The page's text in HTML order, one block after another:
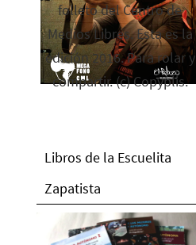
folleto del Centro de
Medios Libres. Esta es la
edición 2016. Para rolar y
compartir. (c) Copyplis.
Libros de la Escuelita
Zapatista